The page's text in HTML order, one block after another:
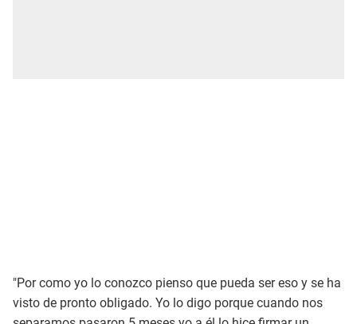
"Por como yo lo conozco pienso que pueda ser eso y se ha
visto de pronto obligado. Yo lo digo porque cuando nos